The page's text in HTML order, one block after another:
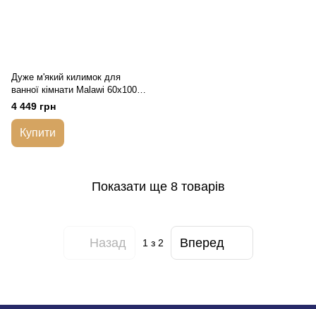
Дуже м'який килимок для
ванної кімнати Malawi 60x100
рожевий
4 449 грн
Купити
Показати ще 8 товарів
Назад 1 з 2 Вперед